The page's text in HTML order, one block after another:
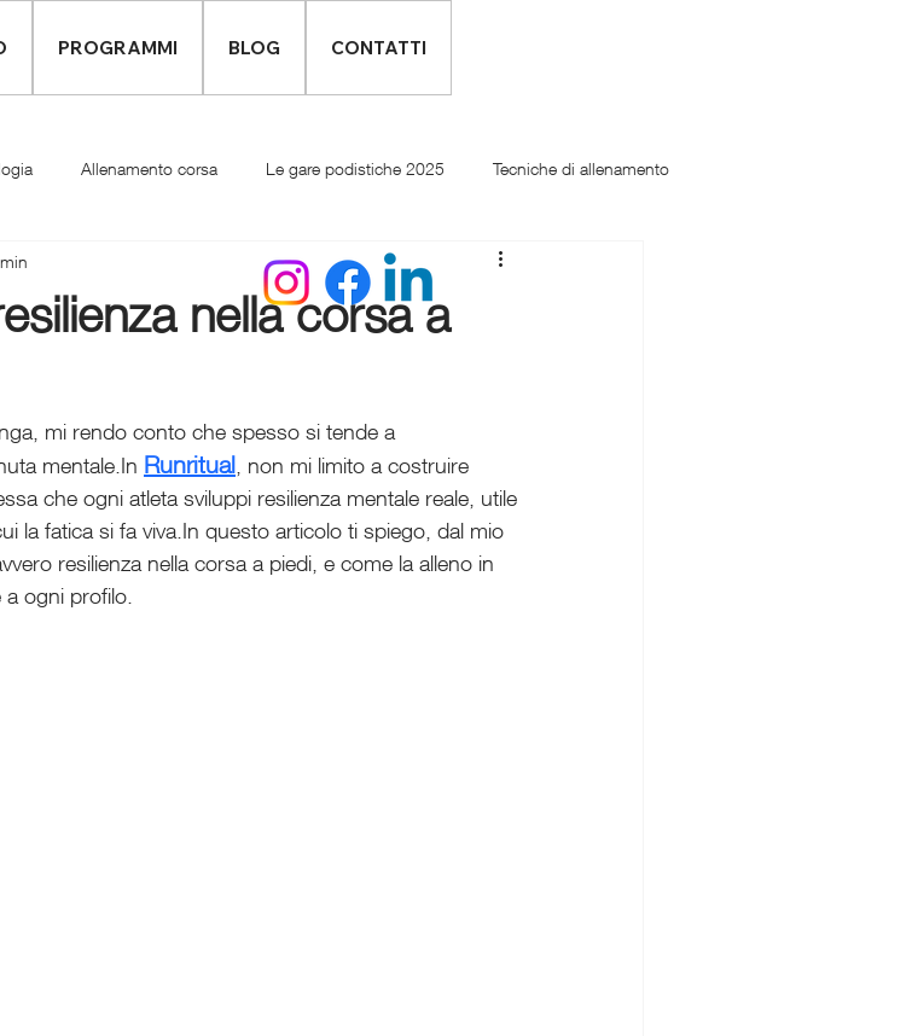
PROGRAMMI BLOG CONTATTI
Allenamento corsa Le gare podistiche 2025 Tecniche di allenamento
runner
nella corsa a
mi rendo conto che spesso si tende a
mentale.In Runritual , non mi limito a costruire
che ogni atleta sviluppi resilienza mentale reale, utile
la fatica si fa viva.In questo articolo ti spiego, dal mio
resilienza nella corsa a piedi, e come la alleno in
ogni profilo.